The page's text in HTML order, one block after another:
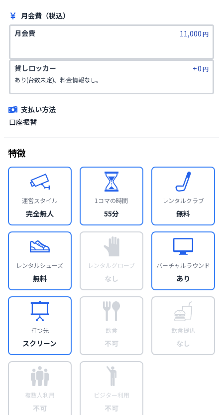
月会費（税込）
月会費
11,000円
貸しロッカー +0円
あり(台数未定)。料金情報なし。
支払い方法
口座振替
特徴
運営スタイル
完全無人
1コマの時間
55分
レンタルクラブ
無料
レンタルシューズ
無料
レンタルグローブ
なし
バーチャルラウンド
あり
打つ先
スクリーン
飲食
不可
飲食提供
なし
複数人利用
不可
ビジター利用
不可